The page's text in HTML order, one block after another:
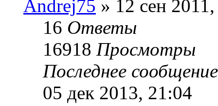
Andrej75 » 12 сен
16 Ответы
16918 Просмотры
Последнее
05 дек 2013, 21:04